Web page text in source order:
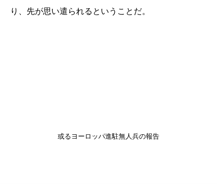
り、先が思い遣られるということだ。
或るヨーロッパ進駐無人兵の報告